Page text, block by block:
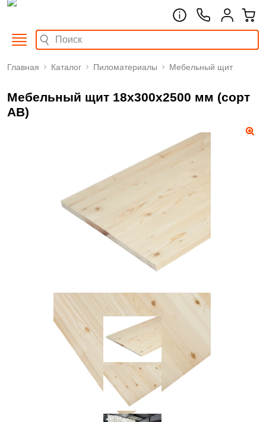
Главная Каталог Пиломатериалы Мебельный щит
Мебельный щит 18х300х2500 мм (сорт
АВ)